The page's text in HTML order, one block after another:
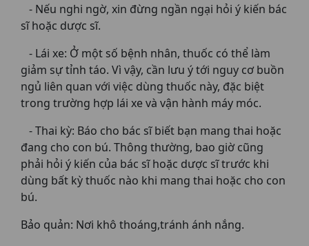
- Nếu nghi ngờ, xin đừng ngần ngại hỏi ý kiến bác
sĩ hoặc dược sĩ.
- Lái xe: Ở một số bệnh nhân, thuốc có thể làm
giảm sự tỉnh táo. Vì vậy, cần lưu ý tới nguy cơ buồn
ngủ liên quan với việc dùng thuốc này, đặc biệt
trong trường hợp lái xe và vận hành máy móc.
- Thai kỳ: Báo cho bác sĩ biết bạn mang thai hoặc
đang cho con bú. Thông thường, bao giờ cũng
phải hỏi ý kiến của bác sĩ hoặc dược sĩ trước khi
dùng bất kỳ thuốc nào khi mang thai hoặc cho con
bú.
Bảo quản: Nơi khô thoáng,tránh ánh nắng.